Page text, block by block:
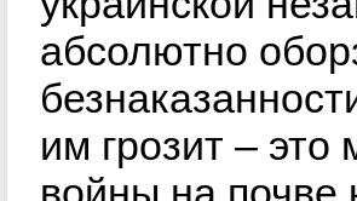
абсолютно
им грозит –